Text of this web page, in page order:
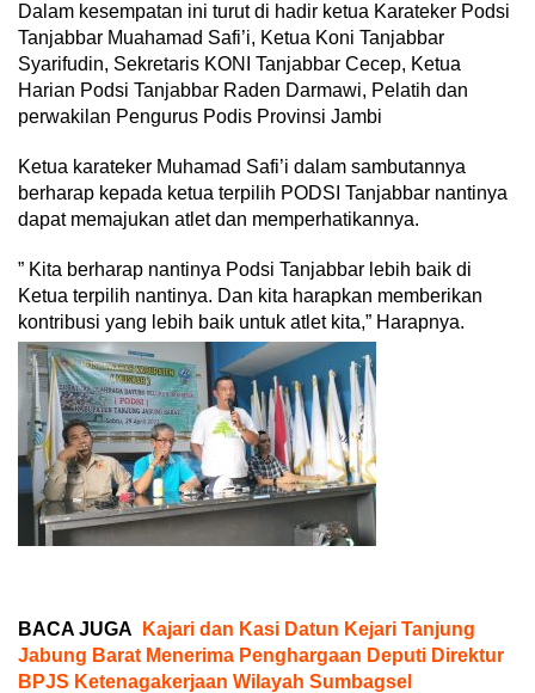
Dalam kesempatan ini turut di hadir ketua Karateker Podsi
Tanjabbar Muahamad Safi’i, Ketua Koni Tanjabbar
Syarifudin, Sekretaris KONI Tanjabbar Cecep, Ketua
Harian Podsi Tanjabbar Raden Darmawi, Pelatih dan
perwakilan Pengurus Podis Provinsi Jambi
Ketua karateker Muhamad Safi’i dalam sambutannya
berharap kepada ketua terpilih PODSI Tanjabbar nantinya
dapat memajukan atlet dan memperhatikannya.
” Kita berharap nantinya Podsi Tanjabbar lebih baik di
Ketua terpilih nantinya. Dan kita harapkan memberikan
kontribusi yang lebih baik untuk atlet kita,” Harapnya.
BACA JUGA
Kajari dan Kasi Datun Kejari Tanjung
Jabung Barat Menerima Penghargaan Deputi Direktur
BPJS Ketenagakerjaan Wilayah Sumbagsel